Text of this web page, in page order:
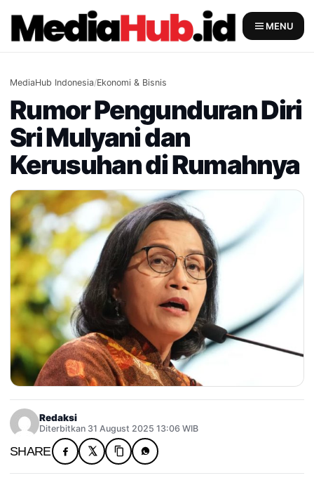
content
MENU
MediaHub Indonesia/Ekonomi & Bisnis
Rumor Pengunduran Diri
Sri Mulyani dan
Kerusuhan di Rumahnya
Redaksi
Diterbitkan 31 August 2025 13:06 WIB
SHARE